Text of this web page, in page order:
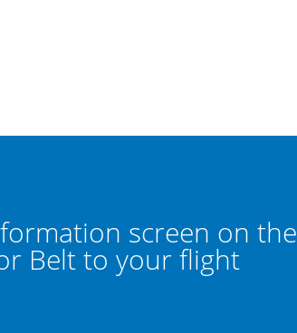
screen on the
Belt to your flight